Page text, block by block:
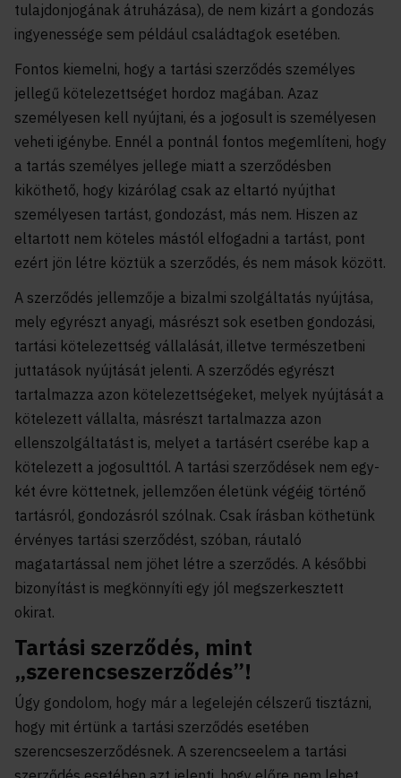
tulajdonjogának átruházása), de nem kizárt a gondozás
ingyenessége sem például családtagok esetében.
Fontos kiemelni, hogy a tartási szerződés személyes
jellegű kötelezettséget hordoz magában. Azaz
személyesen kell nyújtani, és a jogosult is személyesen
veheti igénybe. Ennél a pontnál fontos megemlíteni, hogy
a tartás személyes jellege miatt a szerződésben
kiköthető, hogy kizárólag csak az eltartó nyújthat
személyesen tartást, gondozást, más nem. Hiszen az
eltartott nem köteles mástól elfogadni a tartást, pont
ezért jön létre köztük a szerződés, és nem mások között.
A szerződés jellemzője a bizalmi szolgáltatás nyújtása,
mely egyrészt anyagi, másrészt sok esetben gondozási,
tartási kötelezettség vállalását, illetve természetbeni
juttatások nyújtását jelenti. A szerződés egyrészt
tartalmazza azon kötelezettségeket, melyek nyújtását a
kötelezett vállalta, másrészt tartalmazza azon
ellenszolgáltatást is, melyet a tartásért cserébe kap a
kötelezett a jogosulttól. A tartási szerződések nem egy-
két évre köttetnek, jellemzően életünk végéig történő
tartásról, gondozásról szólnak. Csak írásban köthetünk
érvényes tartási szerződést, szóban, ráutaló
magatartással nem jöhet létre a szerződés. A későbbi
bizonyítást is megkönnyíti egy jól megszerkesztett
okirat.
Tartási szerződés, mint
„szerencseszerződés”!
Úgy gondolom, hogy már a legelején célszerű tisztázni,
hogy mit értünk a tartási szerződés esetében
szerencseszerződésnek. A szerencseelem a tartási